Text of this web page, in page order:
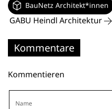
BauNetz Architekt*innen
GABU Heindl Architektur
Kommentare
Kommentieren
Name